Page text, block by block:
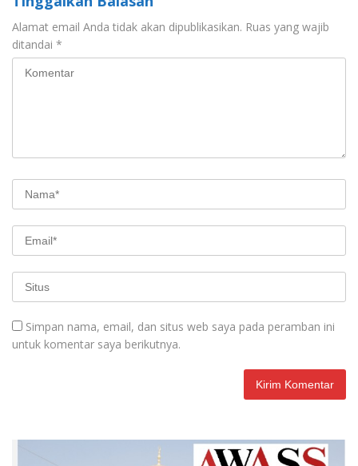
Alamat email Anda tidak akan dipublikasikan. Ruas yang wajib
ditandai *
Simpan nama, email, dan situs web saya pada peramban ini
untuk komentar saya berikutnya.